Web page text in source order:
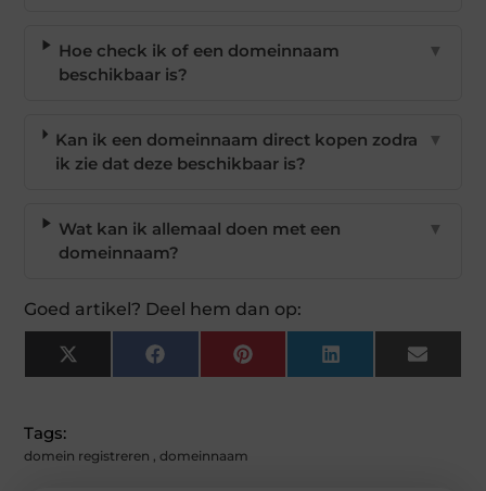
Hoe check ik of een domeinnaam
beschikbaar is?
▼
Kan ik een domeinnaam direct kopen zodra
ik zie dat deze beschikbaar is?
▼
Wat kan ik allemaal doen met een
domeinnaam?
▼
Goed artikel? Deel hem dan op:
X
(Twitter)
FacebookPinterest LinkedIn Email
Tags:
domein registreren ,domeinnaam